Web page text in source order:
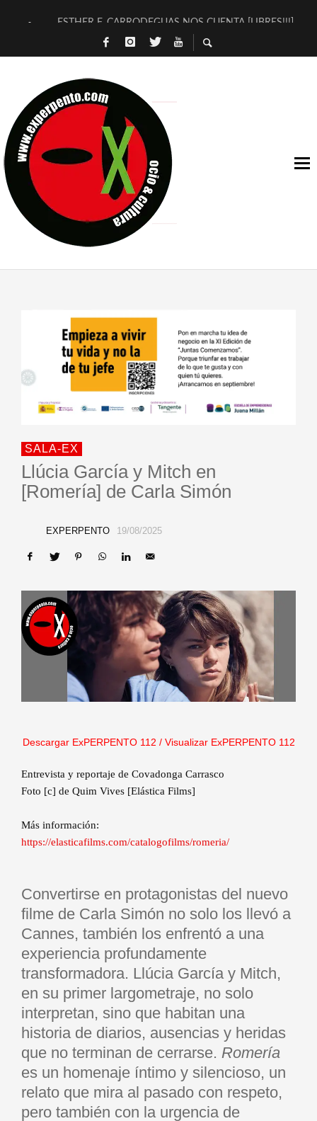
ESTHER F. CARRODEGUAS NOS CUENTA [LIBRES!!!]
[TERRA DE GUAPES] DE SANDRA MONFORT
TIMBRE 4, LA ESCUELA DEL DIRECTOR TEATRAL CLAUDIO
30 AÑOS (NO ES NADA) DE LA KATARSIS DEL TOMATAZO
MILITARES JUDÍAS EN #EXVITA
D’BALDOMEROS REINVENTAN [BITÁCORA 3.0] EN EXVITA
MARSHALL FLASH PRESENTA EN EXVITA [RELATIVA
JOFRE BARDAGÍ EN EXVITA INTERPRETANDO A SERRAT
SALA-EX
Llúcia García y Mitch en
[Romería] de Carla Simón
EXPERPENTO 19/08/2025
Descargar ExPERPENTO 112 / Visualizar ExPERPENTO 112
Entrevista y reportaje de Covadonga Carrasco
Foto [c] de Quim Vives [Elástica Films]
Más información:
https://elasticafilms.com/catalogofilms/romeria/
Convertirse en protagonistas del nuevo
filme de Carla Simón no solo los llevó a
Cannes, también los enfrentó a una
experiencia profundamente
transformadora. Llúcia García y Mitch,
en su primer largometraje, no solo
interpretan, sino que habitan una
historia de diarios, ausencias y heridas
que no terminan de cerrarse. Romería
es un homenaje íntimo y silencioso, un
relato que mira al pasado con respeto,
pero también con la urgencia de